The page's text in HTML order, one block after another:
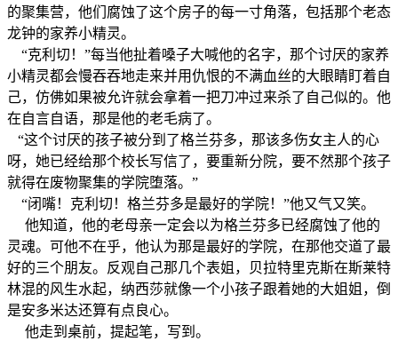
的聚集营，他们腐蚀了这个房子的每一寸角落，包括那个老态
龙钟的家养小精灵。
“克利切！”每当他扯着嗓子大喊他的名字，那个讨厌的家养
小精灵都会慢吞吞地走来并用仇恨的不满血丝的大眼睛盯着自
己，仿佛如果被允许就会拿着一把刀冲过来杀了自己似的。他
在自言自语，那是他的老毛病了。
“这个讨厌的孩子被分到了格兰芬多，那该多伤女主人的心
呀，她已经给那个校长写信了，要重新分院，要不然那个孩子
就得在废物聚集的学院堕落。”
“闭嘴！克利切！格兰芬多是最好的学院！”他又气又笑。
他知道，他的老母亲一定会以为格兰芬多已经腐蚀了他的
灵魂。可他不在乎，他认为那是最好的学院，在那他交道了最
好的三个朋友。反观自己那几个表姐，贝拉特里克斯在斯莱特
林混的风生水起，纳西莎就像一个小孩子跟着她的大姐姐，倒
是安多米达还算有点良心。
他走到桌前，提起笔，写到。